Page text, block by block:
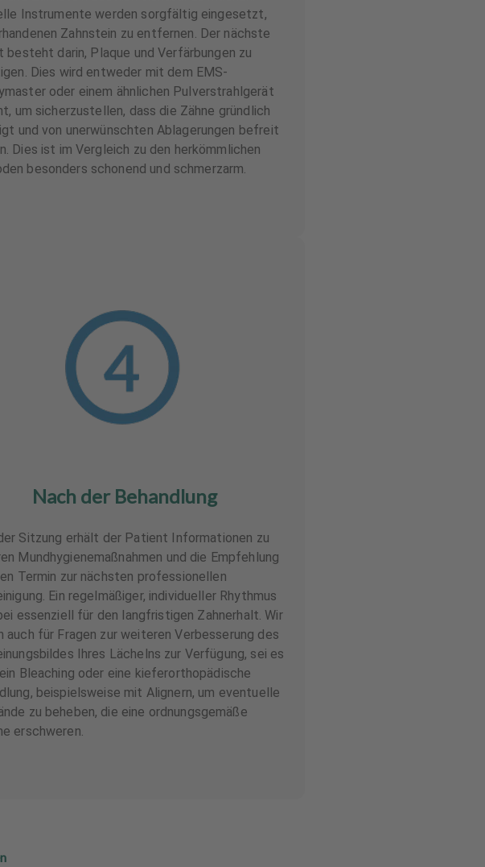
Instrumente werden sorgfältig eingesetzt,
Zahnstein zu entfernen. Der nächste
besteht darin, Plaque und Verfärbungen zu
Dies wird entweder mit dem EMS-
oder einem ähnlichen Pulverstrahlgerät
um sicherzustellen, dass die Zähne gründlich
und von unerwünschten Ablagerungen befreit
Dies ist im Vergleich zu den herkömmlichen
besonders schonend und schmerzarm.
Nach der Behandlung
Sitzung erhält der Patient Informationen zu
Mundhygienemaßnahmen und die Empfehlung
Termin zur nächsten professionellen
Ein regelmäßiger, individueller Rhythmus
essenziell für den langfristigen Zahnerhalt. Wir
auch für Fragen zur weiteren Verbesserung des
Ihres Lächelns zur Verfügung, sei es
Bleaching oder eine kieferorthopädische
beispielsweise mit Alignern, um eventuelle
zu beheben, die eine ordnungsgemäße
erschweren.